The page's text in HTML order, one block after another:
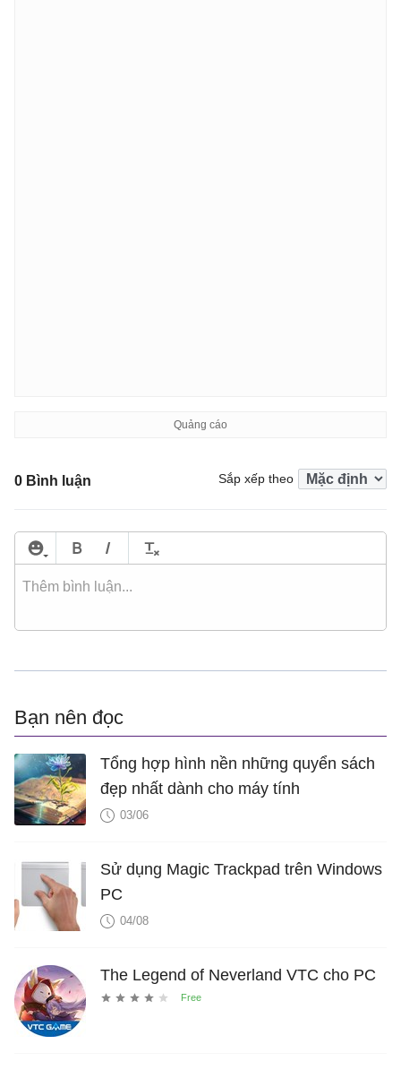
0 Bình luận Sắp xếp theo
Bạn nên đọc
Tổng hợp hình nền những quyển sách
đẹp nhất dành cho máy tính
03/06
Sử dụng Magic Trackpad trên Windows
PC
04/08
The Legend of Neverland VTC cho PC